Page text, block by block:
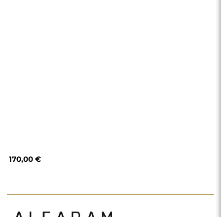
170,00 €